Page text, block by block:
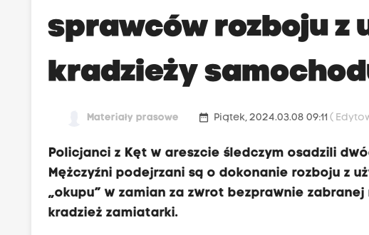
sprawców rozboju z
kradzieży
Materiały prasowe date_range Piątek, 2024.03.08 09:11(
Policjanci z Kęt w areszcie śledczym osadzili
Mężczyźni podejrzani są o dokonanie rozboju z
„okupu” w zamian za zwrot bezprawnie
kradzież zamiatarki.